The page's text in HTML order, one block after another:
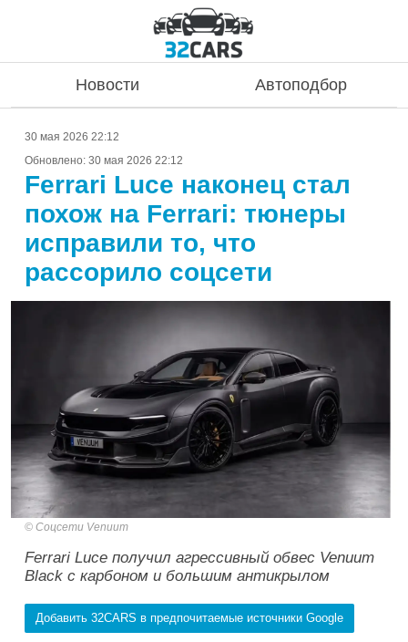
Новости Автоподбор
30 мая 2026 22:12
Обновлено: 30 мая 2026 22:12
Ferrari Luce наконец стал
похож на Ferrari: тюнеры
исправили то, что
рассорило соцсети
Соцсети Venuum
Ferrari Luce получил агрессивный обвес Venuum
Black с карбоном и большим антикрылом
Добавить 32CARS в предпочитаемые источники Google